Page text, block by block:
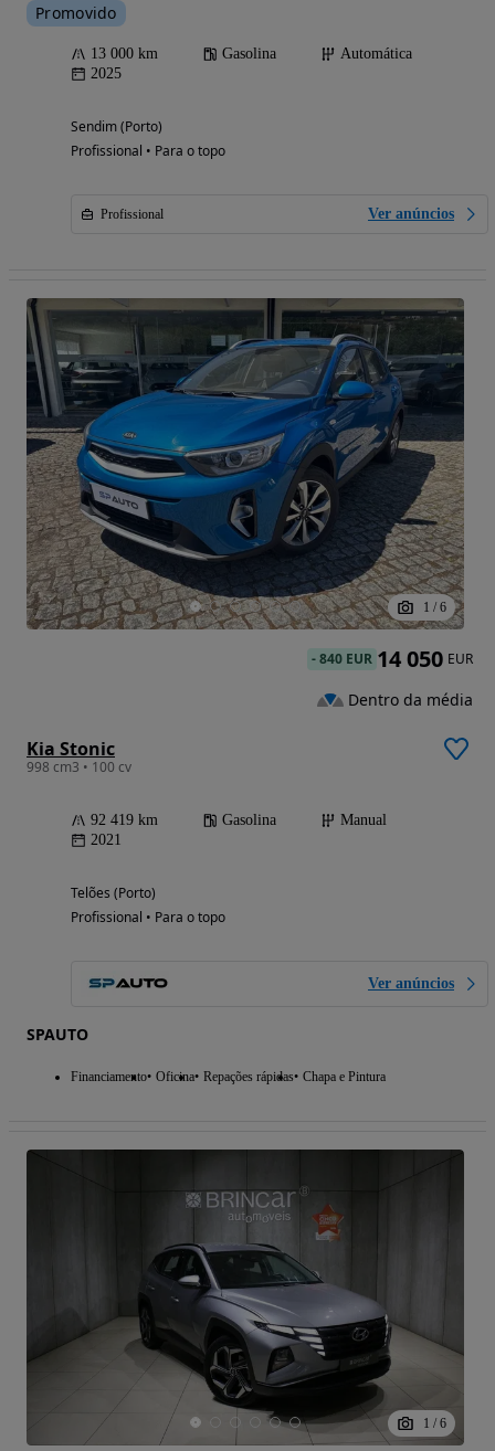
Promovido
13 000 km Gasolina
Automática
2025
Sendim (Porto)
Profissional • Para o topo
Profissional Ver anúncios
1 / 6
Kia Stonic
998 cm3 • 100 cv
92 419 km Gasolina
Manual
2021
Telões (Porto)
Profissional • Para o topo
Ver anúncios
SPAUTO
Financiamento Oficina Repações rápidas Chapa e Pintura
-840 EUR 14 050 EUR
Dentro da média
1 / 6